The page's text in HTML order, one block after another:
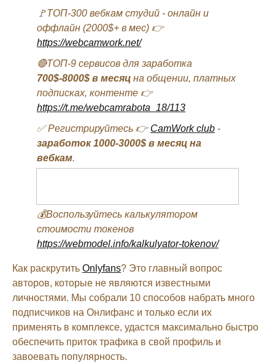
🚩ТОП-300 вебкам студий - онлайн и
оффлайн (2000$+ в мес) 👉
https://webcamwork.net/
🔴ТОП-9 сервисов для заработка
700$-8000$ в месяц на общении, платных
подписках, контенте 👉
https://t.me/webcamrabota_18/113
✅ Регистрируйтесь 👉 CamWork club -
заработок 1000-3000$ в месяц на
вебкам.
💰Воспользуйтесь калькулятором
стоимости токенов
https://webmodel.info/kalkulyator-tokenov/
Как раскрутить Onlyfans? Это главный вопрос
авторов, которые не являются известными
личностями. Мы собрали 10 способов набрать много
подписчиков на Онлифанс и только если их
применять в комплексе, удастся максимально быстро
обеспечить приток трафика в свой профиль и
завоевать популярность.